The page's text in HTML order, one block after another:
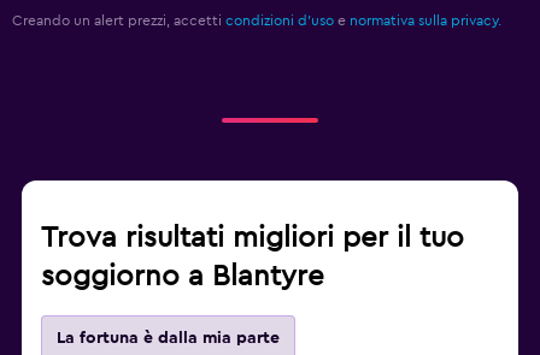
Creando un alert prezzi, accetti condizioni d'uso e normativa sulla privacy.
Trova risultati migliori per il tuo
soggiorno a Blantyre
La fortuna è dalla mia parte